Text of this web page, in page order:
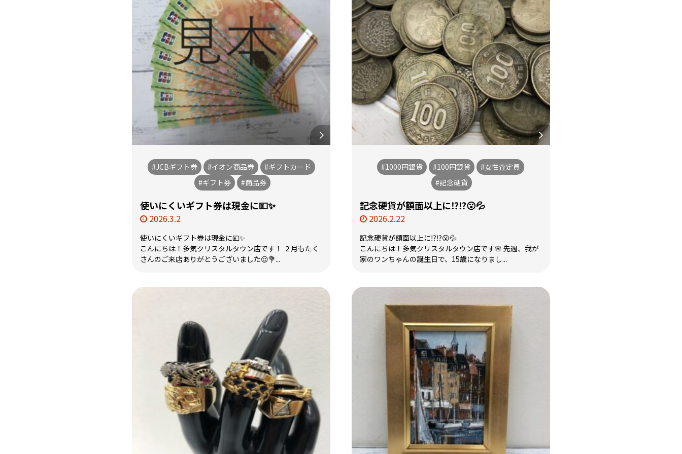
#JCBギフト券 #イオン商品券
#ギフトカード
#ギフト券
#商品券
使いにくいギフト券は現金に💴✨
2026.3.2
使いにくいギフト券は現金に💴✨
こんにちは！多気クリスタルタウン店です！ ２月もたく
さんのご来店ありがとうございました😌💐...
#1000円銀貨 #100円銀貨
#女性査定員
#記念硬貨
記念硬貨が額面以上に⁉️⁉️😮💦
2026.2.22
記念硬貨が額面以上に⁉️⁉️😮💦
こんにちは！多気クリスタルタウン店です🌸 先週、我が
家のワンちゃんの誕生日で、15歳になりまし...